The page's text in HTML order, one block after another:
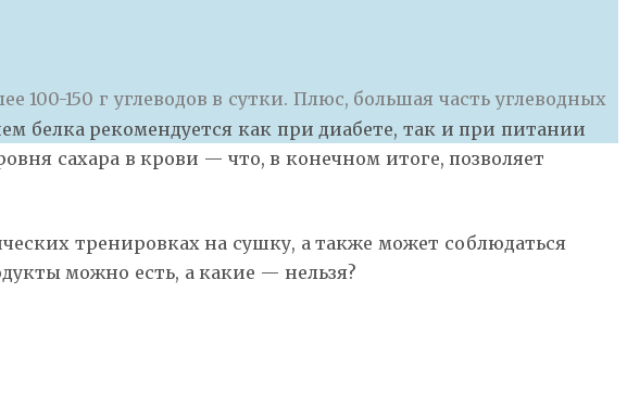
150 г углеводов в сутки. Плюс, большая часть углеводных
белка рекомендуется как при диабете, так и при питании
сахара в крови — что, в конечном итоге, позволяет
тренировках на сушку, а также может соблюдаться
можно есть, а какие — нельзя?